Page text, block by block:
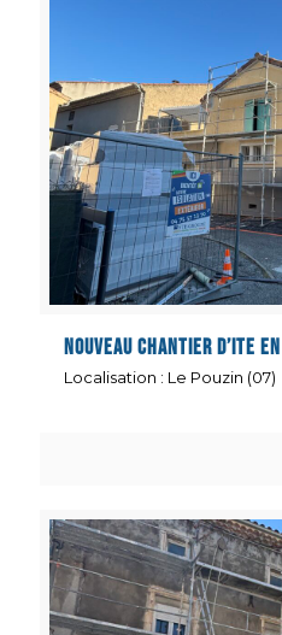
Nouveau Chantier d’ITE
Localisation : Le Pouzin (07)